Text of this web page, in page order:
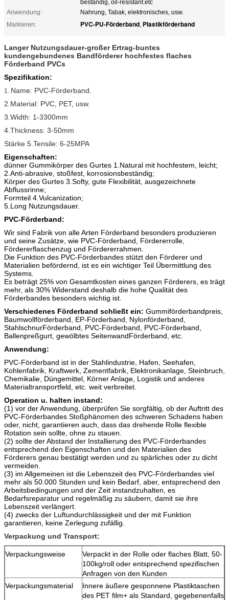
beständig, oil-resistant.etc
Anwendung:
Nahrung, Tabak, elektronisches, usw.
Markieren:
PVC-PU-Förderband, Plastikförderband
Langer Nutzungsdauer-großer Ertrag-buntes
kundengebundenes Bandförderer hochfestes flaches
Förderband PVCs
Spezifikation:
1. Name: PVC-Förderband.
2.Material: PVC, PET, usw.
3.Width: 1-3300mm
4.Thickness: 3-50mm
Stärke 5.Tensile: 6-25MPA
Eigenschaften:
dünner Gummikörper des Gurtes 1.Natural mit hochfestem, leicht;
2.Anti-abrasive, stoßfest, korrosionsbeständig;
Körper des Gurtes 3.Softy, gute Flexibilität, ausgezeichnete
Abflussrinne;
Formteil 4.Vulcanization;
5.Long Nutzungsdauer.
PVC-Förderband:
Wir sind Fabrik von alle Arten Förderband besonders produzieren
und seine Zusätze, wie PVC-Förderband, Fördererrolle,
Fördererflaschenzug und Fördererrahmen.
Die Funktion des PVC-Förderbandes stützt den Förderer und
Materialien befördernd, ist es ein wichtiger Teil Übermittlung des
Systems.
Es beträgt 25% von Gesamtkosten eines ganzen Förderers, es trägt
mehr, als 30% Widerstand deshalb die hohe Qualität des
Förderbandes besonders wichtig ist.
Verschiedenes Förderband schließt ein: Gummiförderbandpreis,
Baumwollförderband, EP-Förderband, Nylonförderband,
StahlschnurFörderband, PVC-Förderband, PVC-Förderband,
Ballenpreßgurt, gewölbtes SeitenwandFörderband, etc.
Anwendung:
PVC-Förderband ist in der Stahlindustrie, Hafen, Seehafen,
Kohlenfabrik, Kraftwerk, Zementfabrik, Elektronikanlage, Steinbruch,
Chemikalie, Düngemittel, Körner Anlage, Logistik und anderes
Materialtransportfeld, etc. weit verbreitet.
Operation u. halten instand:
(1) vor der Anwendung, überprüfen Sie sorgfältig, ob der Auftritt des
PVC-Förderbandes Stoßphänomen des schweren Schadens haben
oder, nicht, garantieren auch, dass das drehende Rolle flexible
Rotation sein sollte, ohne zu stauen.
(2) sollte der Abstand der Installierung des PVC-Förderbandes
entsprechend den Eigenschaften und den Materialien des
Förderers genau bestätigt werden und zu spärliches oder zu dicht
vermeiden.
(3) im Allgemeinen ist die Lebenszeit des PVC-Förderbandes viel
mehr als 50.000 Stunden und kein Bedarf, aber, entsprechend den
Arbeitsbedingungen und der Zeit instandzuhalten, es
Bedarfsreparatur und regelmäßig zu säubern, damit sie ihre
Lebenszeit verlängert.
(4) zwecks der Luftundurchlässigkeit und der mit Funktion
garantieren, keine Zerlegung zufällig.
Verpackung und Transport:
Verpackungsweise
Verpackt in der Rolle oder flaches Blatt, 50-
100kg/roll oder entsprechend spezifischen
Anfragen von den Kunden
Verpackungsmaterial
Innere äußere gesponnene Plastiktaschen
des PET film+ als Standard, gegebenenfalls